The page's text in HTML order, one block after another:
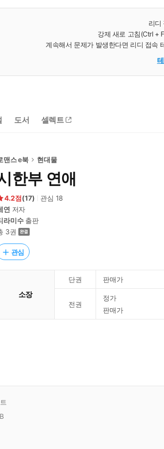
리디
강제 새로 고침(Ctrl +
계속해서 문제가 발생한다면 리디 접속
도서 셀렉트
맨스 e북 현대물
한부 연애
4.2 (17) 관심 18
연 저자
라미수출판
3권
관심
소장
단권 판매가
전권
정가
판매가